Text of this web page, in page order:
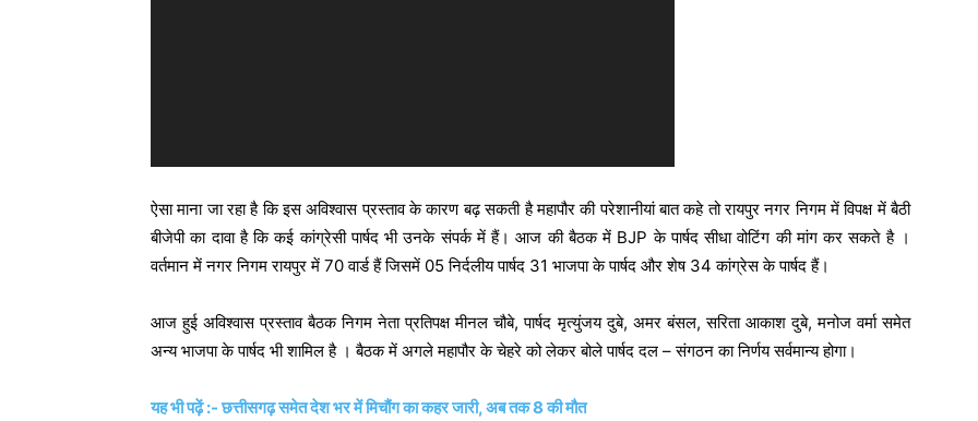
ऐसा माना जा रहा है कि इस अविश्वास प्रस्ताव के कारण बढ़ सकती है महापौर की परेशानीयां बात कहे तो रायपुर नगर निगम में विपक्ष में बैठी
बीजेपी का दावा है कि कई कांग्रेसी पार्षद भी उनके संपर्क में हैं। आज की बैठक में BJP के पार्षद सीधा वोटिंग की मांग कर सकते है ।
वर्तमान में नगर निगम रायपुर में 70 वार्ड हैं जिसमें 05 निर्दलीय पार्षद 31 भाजपा के पार्षद और शेष 34 कांग्रेस के पार्षद हैं।
आज हुई अविश्वास प्रस्ताव बैठक निगम नेता प्रतिपक्ष मीनल चौबे, पार्षद मृत्युंजय दुबे, अमर बंसल, सरिता आकाश दुबे, मनोज वर्मा समेत
अन्य भाजपा के पार्षद भी शामिल है । बैठक में अगले महापौर के चेहरे को लेकर बोले पार्षद दल – संगठन का निर्णय सर्वमान्य होगा।
यह भी पढ़ें :- छत्तीसगढ़ समेत देश भर में मिचौंग का कहर जारी, अब तक 8 की मौत